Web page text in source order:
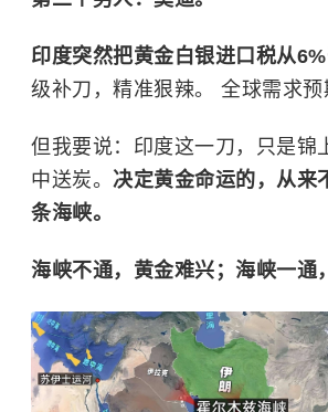
印度突然把黄金白银进口税从6%
级补刀，精准狠辣。 全球需求预
但我要说：印度这一刀，只是锦
中送炭。 决定黄金命运的，从来
条海峡。
海峡不通，黄金难兴；海峡一通